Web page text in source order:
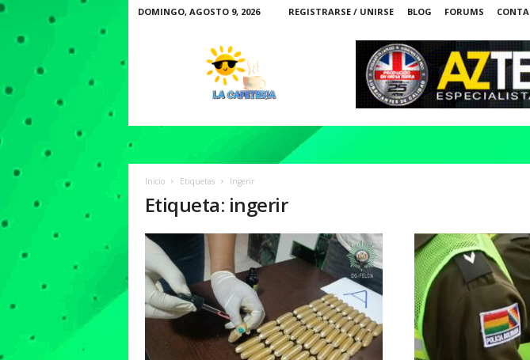
DOMINGO, AGOSTO 9, 2026 REGISTRARSE / UNIRSE BLOG FORUMS
Inicio Etiquetas Ingerir
Etiqueta: ingerir